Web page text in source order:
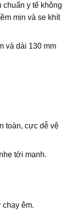
chuẩn y tế không
mịn và se khít
và dài 130 mm
toàn, cực dễ vệ
tới mạnh.
êm.